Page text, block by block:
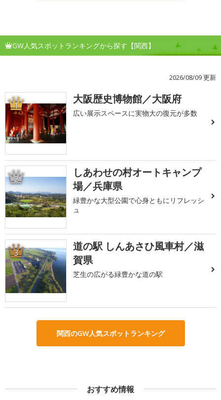
GW人気スポットランキングから探す【関西】
2026/08/09 更新
1 大阪歴史博物館／大阪府
広い展示スペースに実物大の復元が多数
2
しあわせの村オートキャンプ
場／兵庫県
緑豊かな大型公園で心身ともにリフレッシ
ュ
3
道の駅 しんあさひ風車村／滋
賀県
芝生の広がる緑豊かな道の駅
関西のGW人気スポットランキング
おすすめ情報